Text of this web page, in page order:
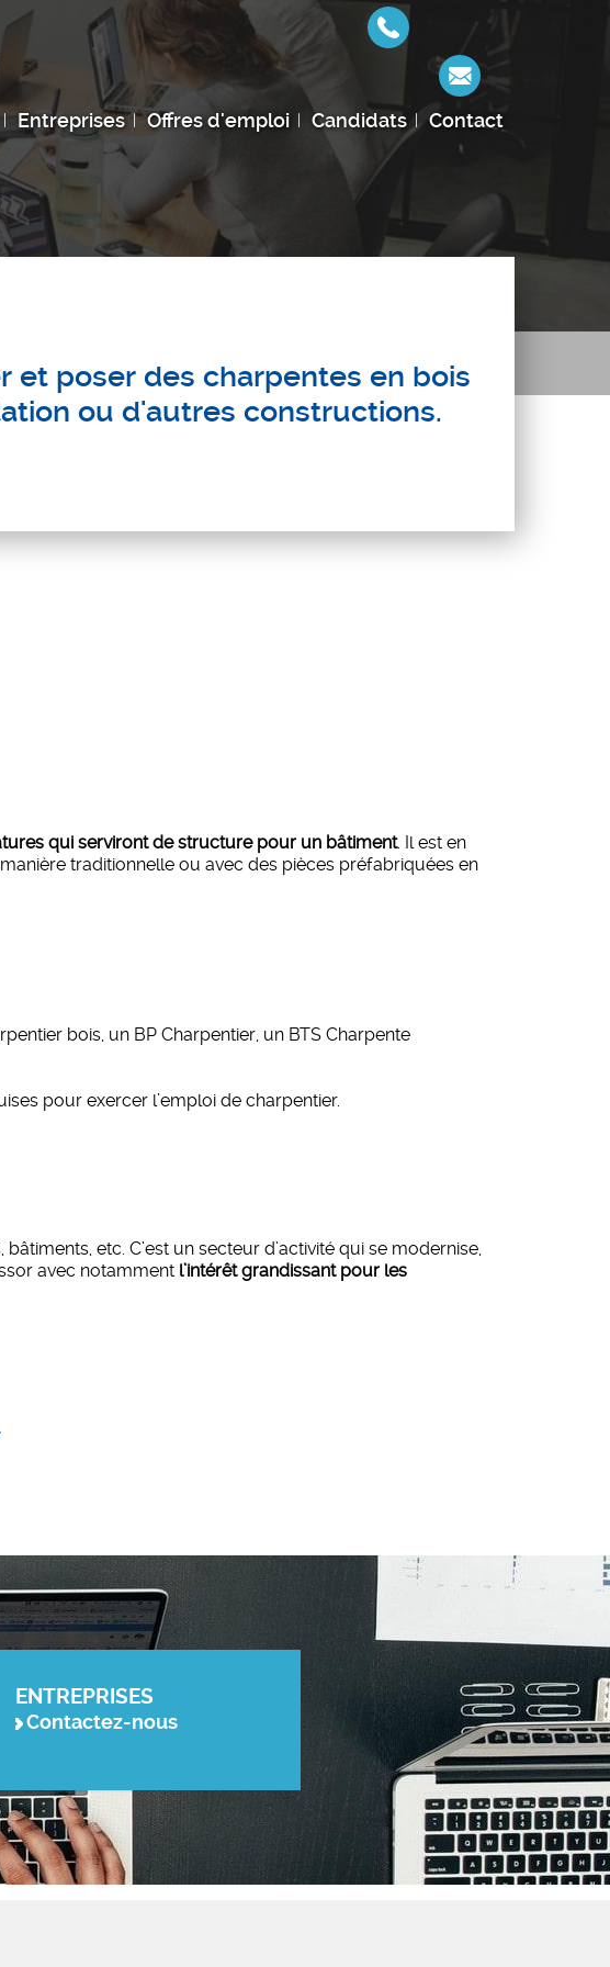
Entreprises Offres d'emploi Candidats Contact
et poser des charpentes en bois
ou d'autres constructions.
qui serviront de structure pour un bâtiment. Il est en
traditionnelle ou avec des pièces préfabriquées en
bois, un BP Charpentier, un BTS Charpente
pour exercer l’emploi de charpentier.
etc. C’est un secteur d’activité qui se modernise,
avec notamment l’intérêt grandissant pour les
ENTREPRISES
Contactez-nous